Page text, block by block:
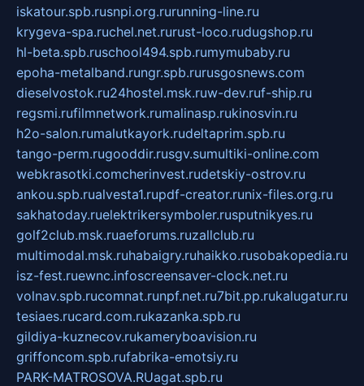
iskatour.spb.rusnpi.org.rurunning-line.ru
krygeva-spa.ruchel.net.rurust-loco.rudugshop.ru
hl-beta.spb.ruschool494.spb.rumymubaby.ru
epoha-metalband.rungr.spb.rurusgosnews.com
dieselvostok.ru24hostel.msk.ruw-dev.ruf-ship.ru
regsmi.rufilmnetwork.rumalinasp.rukinosvin.ru
h2o-salon.rumalutkayork.rudeltaprim.spb.ru
tango-perm.rugooddir.rusgv.sumultiki-online.com
webkrasotki.comcherinvest.rudetskiy-ostrov.ru
ankou.spb.rualvesta1.rupdf-creator.runix-files.org.ru
sakhatoday.ruelektrikersymboler.rusputnikyes.ru
golf2club.msk.ruaeforums.ruzallclub.ru
multimodal.msk.ruhabaigry.ruhaikko.rusobakopedia.ru
isz-fest.ruewnc.infoscreensaver-clock.net.ru
volnav.spb.rucomnat.runpf.net.ru7bit.pp.rukalugatur.ru
tesiaes.rucard.com.rukazanka.spb.ru
gildiya-kuznecov.rukameryboavision.ru
griffoncom.spb.rufabrika-emotsiy.ru
PARK-MATROSOVA.RUagat.spb.ru